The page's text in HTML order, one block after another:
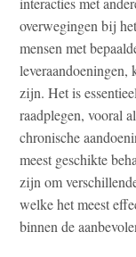
overwegingen bij
mensen met
zijn. Het is
raadplegen, vooral
chronische
meest geschikte
zijn om
welke het meest
binnen de